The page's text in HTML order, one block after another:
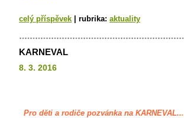
celý příspěvek rubrika: aktuality
KARNEVAL
8. 3. 2016
Pro děti a rodiče pozvánka na KARNEVAL...